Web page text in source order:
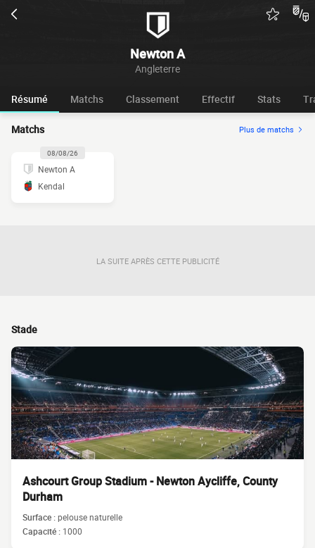
Newton A
Angleterre
Résumé Matchs Classement Effectif Stats
Matchs Plus de matchs
08/08/26
Newton A
Kendal
LA SUITE APRÈS CETTE PUBLICITÉ
Stade
Ashcourt Group Stadium - Newton Aycliffe, County
Durham
Surface :pelouse naturelle
Capacité : 1000